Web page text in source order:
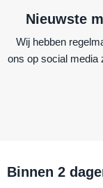
Nieuwste
Wij hebben
ons op social media
Binnen 2